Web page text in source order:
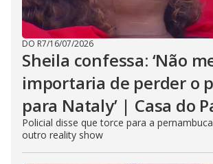
DO R7/16/07/2026
Sheila confessa: ‘Não
importaria de perder o
para Nataly’ | Casa do
Policial disse que torce para a
outro reality show